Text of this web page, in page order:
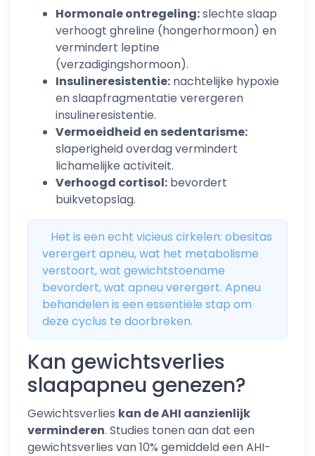
Hormonale ontregeling:slechte slaap
verhoogt ghreline (hongerhormoon) en
vermindert leptine
(verzadigingshormoon).
Insulineresistentie: nachtelijke hypoxie
en slaapfragmentatie verergeren
insulineresistentie.
Vermoeidheid en sedentarisme:
slaperigheid overdag vermindert
lichamelijke activiteit.
Verhoogd cortisol: bevordert
buikvetopslag.
Het is een echt vicieus cirkelen: obesitas
verergert apneu, wat het metabolisme
verstoort, wat gewichtstoename
bevordert, wat apneu verergert. Apneu
behandelen is een essentiële stap om
deze cyclus te doorbreken.
Kan gewichtsverlies
slaapapneu genezen?
Gewichtsverlies kan de AHI aanzienlijk
verminderen. Studies tonen aan dat een
gewichtsverlies van 10% gemiddeld een AHI-